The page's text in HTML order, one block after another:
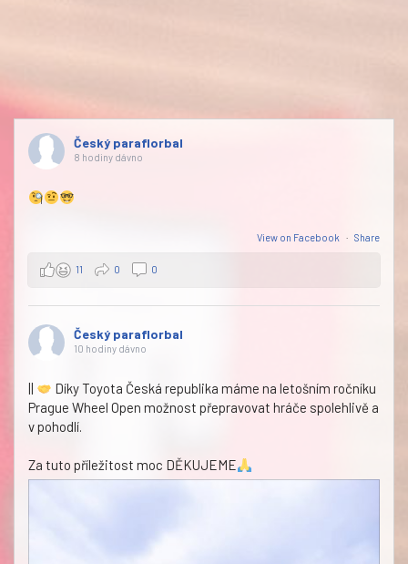
Český paraflorbal
8 hodiny dávno
View on Facebook · Share
11 0 0
Český paraflorbal
10 hodiny dávno
||
Díky Toyota Česká republika máme na letošním ročníku
Prague Wheel Open možnost přepravovat hráče spolehlivě a
v pohodlí.
Za tuto příležitost moc DĚKUJEME